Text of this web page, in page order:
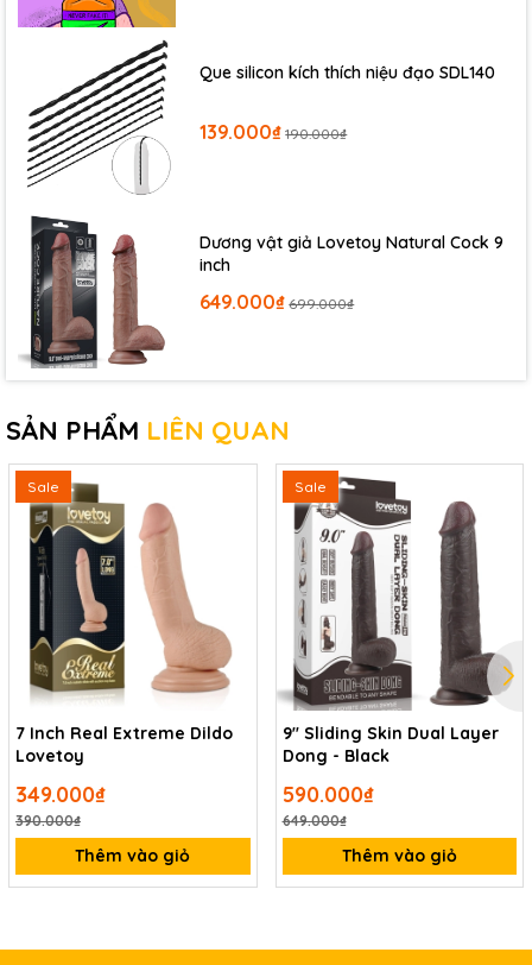
Que silicon kích thích niệu đạo SDL140
139.000₫ 190.000₫
Dương vật giả Lovetoy Natural Cock 9
inch
649.000₫ 699.000₫
SẢN PHẨM LIÊN QUAN
Sale
7 Inch Real Extreme Dildo
Lovetoy
349.000₫
390.000₫
Thêm vào giỏ
Sale
9'' Sliding Skin Dual Layer
Dong - Black
590.000₫
649.000₫
Thêm vào giỏ